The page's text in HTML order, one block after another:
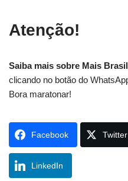
Atenção!
Saiba mais sobre Mais
clicando no botão do
Bora maratonar!
Facebook Twitter
LinkedIn